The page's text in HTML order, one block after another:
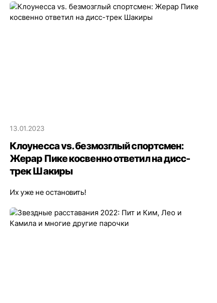
13.01.2023
Клоунесса vs. безмозглый спортсмен:
Жерар Пике косвенно ответил на дисс-
трек Шакиры
Их уже не остановить!